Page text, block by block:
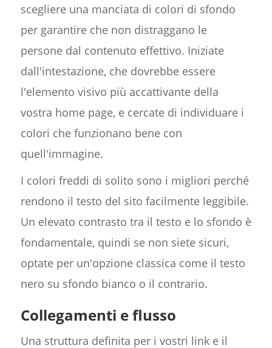
scegliere una manciata di colori di sfondo
per garantire che non distraggano le
persone dal contenuto effettivo. Iniziate
dall'intestazione, che dovrebbe essere
l'elemento visivo più accattivante della
vostra home page, e cercate di individuare i
colori che funzionano bene con
quell'immagine.
I colori freddi di solito sono i migliori perché
rendono il testo del sito facilmente leggibile.
Un elevato contrasto tra il testo e lo sfondo è
fondamentale, quindi se non siete sicuri,
optate per un'opzione classica come il testo
nero su sfondo bianco o il contrario.
Collegamenti e flusso
Una struttura definita per i vostri link e il